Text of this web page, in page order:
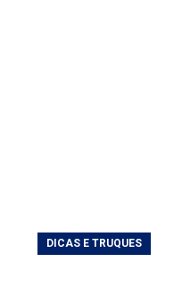
DICAS E TRUQUES